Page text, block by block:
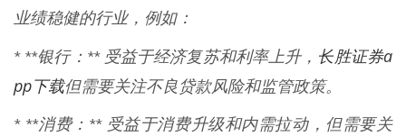
业绩稳健的行业，例如：
* **银行：** 受益于经济复苏和利率上升， 长胜证券a
pp下载但需要关注不良贷款风险和监管政策。
* **消费：** 受益于消费升级和内需拉动，但需要关